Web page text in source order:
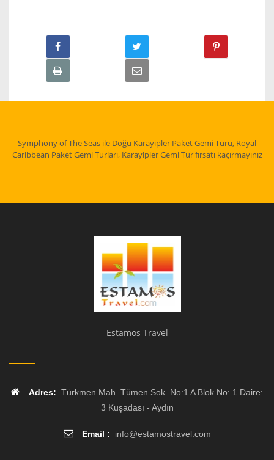
Symphony of The Seas ile Doğu Karayipler Paket Gemi Turu, Royal
Caribbean Paket Gemi Turları, Karayipler Gemi Tur fırsatı kaçırmayınız
Estamos Travel
Adres: Türkmen Mah. Tümen Sok. No:1 A Blok No: 1 Daire:
3 Kuşadası - Aydın
Email : info@estamostravel.com